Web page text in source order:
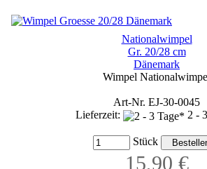
Nationalwimpel
Gr. 20/28 cm
Dänemark
Wimpel
Art-Nr. EJ-30-0045
Lieferzeit:
2 -
Stück
15,90 €